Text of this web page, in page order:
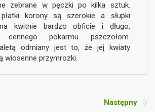
zebrane w pęczki po kilka sztuk.
płatki korony są szerokie a słupki
kwitnie bardzo obficie i długo,
cennego pokarmu pszczołom.
odmiany jest to, że jej kwiaty
wiosenne przymrozki.
Następny